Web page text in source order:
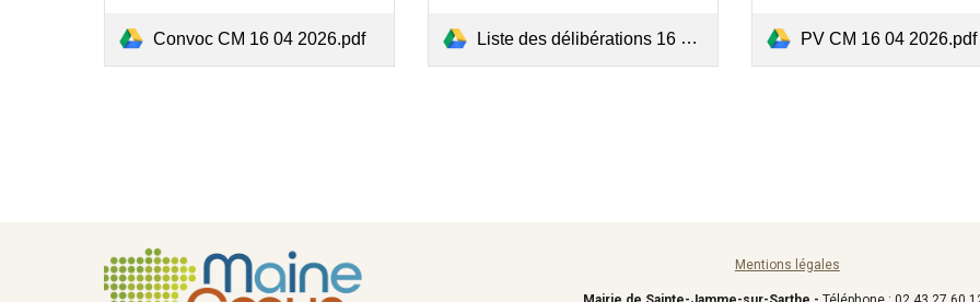
Convoc CM 16 04 2026.pdf Liste des délibérations 16 04 2026.pdf PV CM 16 04 2026.pdf
Mentions légales